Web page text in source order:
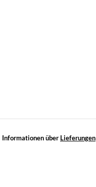
Informationen über Lieferungen